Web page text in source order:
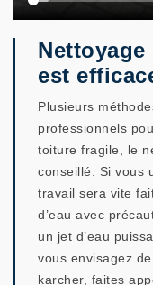
est
Plusieurs
professionnels
toiture fragile, le
conseillé. Si vous
travail sera vite
d’eau avec
un jet d’eau
vous envisagez
karcher, faites